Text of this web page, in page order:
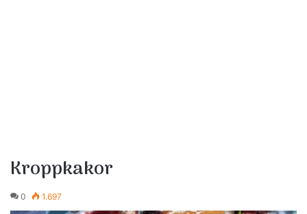
Kroppkakor
0 1.697